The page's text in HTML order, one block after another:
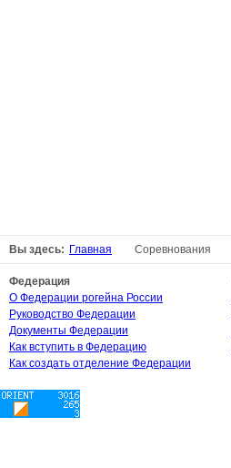
Вы здесь: Главная Соревнования
Федерация
О Федерации рогейна России
Руководство Федерации
Документы Федерации
Как вступить в Федерацию
Как создать отделение Федерации